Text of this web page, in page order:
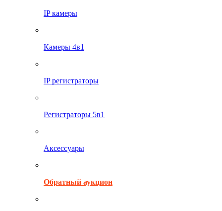
IP камеры
Камеры 4в1
IP регистраторы
Регистраторы 5в1
Аксессуары
Обратный аукцион